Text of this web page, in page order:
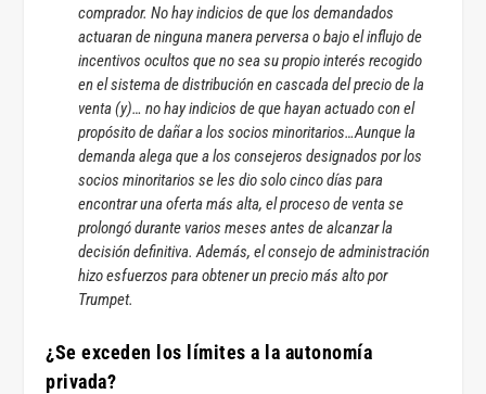
comprador. No hay indicios de que los demandados
actuaran de ninguna manera perversa o bajo el influjo de
incentivos ocultos que no sea su propio interés recogido
en el sistema de distribución en cascada del precio de la
venta (y)… no hay indicios de que hayan actuado con el
propósito de dañar a los socios minoritarios…Aunque la
demanda alega que a los consejeros designados por los
socios minoritarios se les dio solo cinco días para
encontrar una oferta más alta, el proceso de venta se
prolongó durante varios meses antes de alcanzar la
decisión definitiva. Además, el consejo de administración
hizo esfuerzos para obtener un precio más alto por
Trumpet.
¿Se exceden los límites a la autonomía
privada?